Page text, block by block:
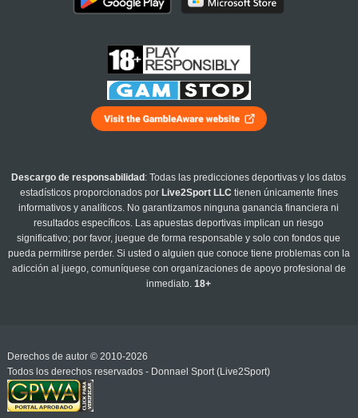
Descargo de responsabilidad : Todas las predicciones deportivas y los datos
estadísticos proporcionados por Live2Sport LLC tienen únicamente fines
informativos y analíticos. No garantizamos ninguna ganancia financiera ni
resultados específicos. Las apuestas deportivas implican un riesgo
significativo; por favor, juegue de forma responsable y solo con fondos que
pueda permitirse perder. Si usted o alguien que conoce tiene problemas con la
adicción al juego, comuníquese con organizaciones de apoyo profesional de
inmediato.18+
Derechos de autor © 2010-2026
Todos los derechos reservados - Donnael Sport (Live2Sport)